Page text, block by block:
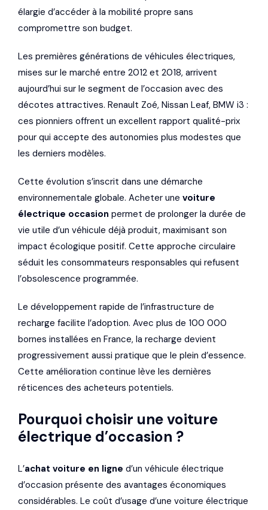
élargie d’accéder à la mobilité propre sans
compromettre son budget.
Les premières générations de véhicules électriques,
mises sur le marché entre 2012 et 2018, arrivent
aujourd’hui sur le segment de l’occasion avec des
décotes attractives. Renault Zoé, Nissan Leaf, BMW i3 :
ces pionniers offrent un excellent rapport qualité-prix
pour qui accepte des autonomies plus modestes que
les derniers modèles.
Cette évolution s’inscrit dans une démarche
environnementale globale. Acheter une voiture
électrique occasion permet de prolonger la durée de
vie utile d’un véhicule déjà produit, maximisant son
impact écologique positif. Cette approche circulaire
séduit les consommateurs responsables qui refusent
l’obsolescence programmée.
Le développement rapide de l’infrastructure de
recharge facilite l’adoption. Avec plus de 100 000
bornes installées en France, la recharge devient
progressivement aussi pratique que le plein d’essence.
Cette amélioration continue lève les dernières
réticences des acheteurs potentiels.
Pourquoi choisir une voiture
électrique d’occasion ?
L’achat voiture en ligne d’un véhicule électrique
d’occasion présente des avantages économiques
considérables. Le coût d’usage d’une voiture électrique